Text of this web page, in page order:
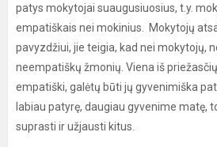
patys mokytojai suaugusiuosius, t.y.
empatiškais nei mokinius. Mokytojų
pavyzdžiui, jie teigia, kad nei mokytojų,
neempatiškų žmonių. Viena iš
empatiški, galėtų būti jų gyvenimiška
labiau patyrę, daugiau gyvenime matę,
suprasti ir užjausti kitus.